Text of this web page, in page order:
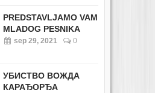
PREDSTAVLJAMO VAM
MLADOG PESNIKA
sep 29, 2021 0
УБИСТВО ВОЖДА
КАРАЂОРЂА